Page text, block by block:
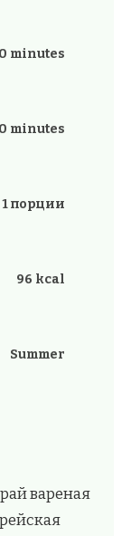
minutes
minutes
1 порции
96 kcal
Summer
вареная